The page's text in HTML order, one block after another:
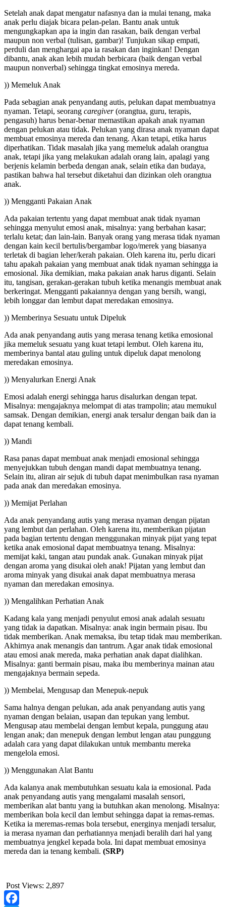
Setelah anak dapat mengatur nafasnya dan ia mulai tenang, maka
anak perlu diajak bicara pelan-pelan. Bantu anak untuk
mengungkapkan apa ia ingin dan rasakan, baik dengan verbal
maupun non verbal (tulisan, gambar)! Tunjukan sikap empati,
perduli dan menghargai apa ia rasakan dan inginkan! Dengan
dibantu, anak akan lebih mudah berbicara (baik dengan verbal
maupun nonverbal) sehingga tingkat emosinya mereda.
)) Memeluk Anak
Pada sebagian anak penyandang autis, pelukan dapat membuatnya
nyaman. Tetapi, seorang caregiver(orangtua, guru, terapis,
pengasuh) harus benar-benar memastikan apakah anak nyaman
dengan pelukan atau tidak. Pelukan yang dirasa anak nyaman dapat
membuat emosinya mereda dan tenang. Akan tetapi, etika harus
diperhatikan. Tidak masalah jika yang memeluk adalah orangtua
anak, tetapi jika yang melakukan adalah orang lain, apalagi yang
berjenis kelamin berbeda dengan anak, selain etika dan budaya,
pastikan bahwa hal tersebut diketahui dan dizinkan oleh orangtua
anak.
)) Mengganti Pakaian Anak
Ada pakaian tertentu yang dapat membuat anak tidak nyaman
sehingga menyulut emosi anak, misalnya: yang berbahan kasar;
terlalu ketat; dan lain-lain. Banyak orang yang merasa tidak nyaman
dengan kain kecil bertulis/bergambar logo/merek yang biasanya
terletak di bagian leher/kerah pakaian. Oleh karena itu, perlu dicari
tahu apakah pakaian yang membuat anak tidak nyaman sehingga ia
emosional. Jika demikian, maka pakaian anak harus diganti. Selain
itu, tangisan, gerakan-gerakan tubuh ketika menangis membuat anak
berkeringat. Mengganti pakaiannya dengan yang bersih, wangi,
lebih longgar dan lembut dapat meredakan emosinya.
)) Memberinya Sesuatu untuk Dipeluk
Ada anak penyandang autis yang merasa tenang ketika emosional
jika memeluk sesuatu yang kuat tetapi lembut. Oleh karena itu,
memberinya bantal atau guling untuk dipeluk dapat menolong
meredakan emosinya.
)) Menyalurkan Energi Anak
Emosi adalah energi sehingga harus disalurkan dengan tepat.
Misalnya: mengajaknya melompat di atas trampolin; atau memukul
samsak. Dengan demikian, energi anak tersalur dengan baik dan ia
dapat tenang kembali.
)) Mandi
Rasa panas dapat membuat anak menjadi emosional sehingga
menyejukkan tubuh dengan mandi dapat membuatnya tenang.
Selain itu, aliran air sejuk di tubuh dapat menimbulkan rasa nyaman
pada anak dan meredakan emosinya.
)) Memijat Perlahan
Ada anak penyandang autis yang merasa nyaman dengan pijatan
yang lembut dan perlahan. Oleh karena itu, memberikan pijatan
pada bagian tertentu dengan menggunakan minyak pijat yang tepat
ketika anak emosional dapat membuatnya tenang. Misalnya:
memijat kaki, tangan atau pundak anak. Gunakan minyak pijat
dengan aroma yang disukai oleh anak! Pijatan yang lembut dan
aroma minyak yang disukai anak dapat membuatnya merasa
nyaman dan meredakan emosinya.
)) Mengalihkan Perhatian Anak
Kadang kala yang menjadi penyulut emosi anak adalah sesuatu
yang tidak ia dapatkan. Misalnya: anak ingin bermain pisau. Ibu
tidak memberikan. Anak memaksa, ibu tetap tidak mau memberikan.
Akhirnya anak menangis dan tantrum. Agar anak tidak emosional
atau emosi anak mereda, maka perhatian anak dapat dialihkan.
Misalnya: ganti bermain pisau, maka ibu memberinya mainan atau
mengajaknya bermain sepeda.
)) Membelai, Mengusap dan Menepuk-nepuk
Sama halnya dengan pelukan, ada anak penyandang autis yang
nyaman dengan belaian, usapan dan tepukan yang lembut.
Mengusap atau membelai dengan lembut kepala, punggung atau
lengan anak; dan menepuk dengan lembut lengan atau punggung
adalah cara yang dapat dilakukan untuk membantu mereka
mengelola emosi.
)) Menggunakan Alat Bantu
Ada kalanya anak membutuhkan sesuatu kala ia emosional. Pada
anak penyandang autis yang mengalami masalah sensori,
memberikan alat bantu yang ia butuhkan akan menolong. Misalnya:
memberikan bola kecil dan lembut sehingga dapat ia remas-remas.
Ketika ia meremas-remas bola tersebut, energinya menjadi tersalur,
ia merasa nyaman dan perhatiannya menjadi beralih dari hal yang
membuatnya jengkel kepada bola. Ini dapat membuat emosinya
mereda dan ia tenang kembali. (SRP)
Post Views: 2,897